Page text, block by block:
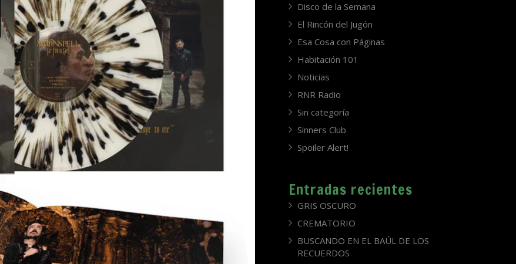
Disco de la Semana
El Rincón del Jugón
Esa Cosa con Páginas
Habitación 101
Noticias
RNR Radio
Sin categoría
Sinners Club
Spoiler Alert!
Entradas recientes
GRIS OSCURO
CREMATORIO
BUSCANDO EN EL BAÚL DE LOS
RECUERDOS